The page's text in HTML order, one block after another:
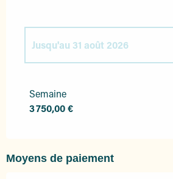
Jusqu'au 31 août 2026
Du1 septembre 2026
Semaine
3 750,00 €
Moyens de paiement